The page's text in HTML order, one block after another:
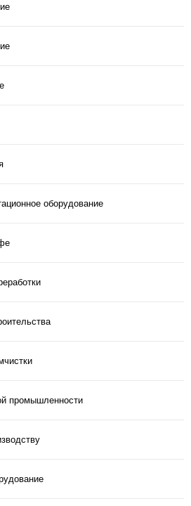
оборудование
промышленности